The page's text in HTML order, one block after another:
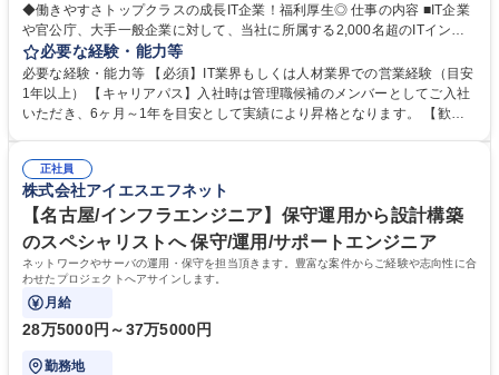
◆働きやすさトップクラスの成長IT企業！福利厚生◎ 仕事の内容 ■IT企業
や官公庁、大手一般企業に対して、当社に所属する2,000名超のITインフ
ラエンジニアと企業に向けたIT人財の提案営業をお任せします。その他のI
Tソリューション提案から案件獲得なども担っていただきます。 【人財ソ
リューション営業】ニーズヒアリングから提案、クロージング、契約後の
アップセルなどを行います。自社所属のエンジニアのスキル、キャリアパ
ション営業】プリセールスと協力し、顧客課題のヒアリングから提案、見
積作成、クロージング、発注・検収処理等行います。 募集職種 【広島】
営業職(管理職候補)◆働きやすさトップクラスの成長IT企業！福利厚生◎
必要な経験・能力等
必要な経験・能力等 【必須】IT業界もしくは人材業界での営業経験（目安
1年以上） 【キャリアパス】入社時は管理職候補のメンバーとしてご入社
いただき、6ヶ月～1年を目安として実績により昇格となります。 【歓
◎自分を成長させたい！と向上心の強い方 学歴・資格 学歴：大学院 大学
高専 短大 専修学校 高校 語学力： 資格：
正社員
株式会社アイエスエフネット
【名古屋/インフラエンジニア】保守運用から設計構築
のスペシャリストへ 保守/運用/サポートエンジニア
ネットワークやサーバの運用・保守を担当頂きます。豊富な案件からご経験や志向性に合
わせたプロジェクトへアサインします。
月給
28万5000円～37万5000円
勤務地